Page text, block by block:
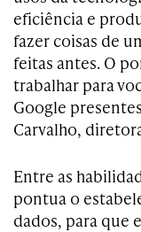
eficiência e
fazer coisas de
feitas antes. O
trabalhar para
Google
Carvalho,
Entre as
pontua o
dados, para que